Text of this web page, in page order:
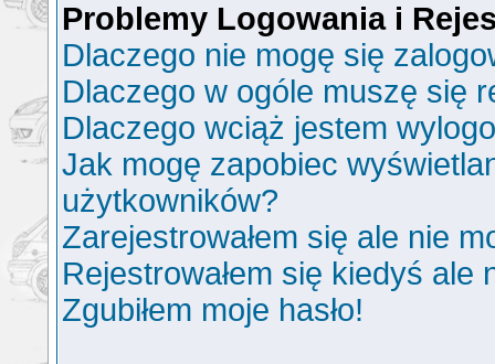
Problemy Logowania i
Dlaczego nie mogę się
Dlaczego w ogóle muszę się
Dlaczego wciąż jestem
Jak mogę zapobiec
użytkowników?
Zarejestrowałem się ale nie
Rejestrowałem się kiedyś ale
Zgubiłem moje hasło!